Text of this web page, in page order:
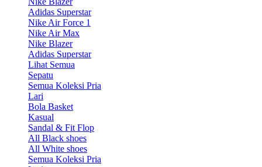
Adidas Superstar
Nike Air Force 1
Nike Air Max
Nike Blazer
Adidas Superstar
Lihat Semua
Sepatu
Semua Koleksi Pria
Lari
Bola Basket
Kasual
Sandal & Fit Flop
All Black shoes
All White shoes
Semua Koleksi Pria